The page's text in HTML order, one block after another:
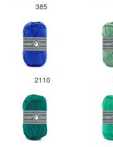
385
2110